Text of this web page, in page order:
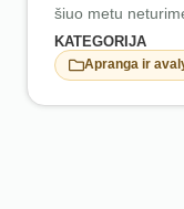
šiuo metu
KATEGORIJA
Apranga ir